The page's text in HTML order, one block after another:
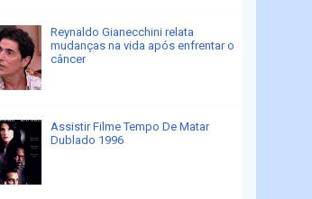
Reynaldo Gianecchini relata
mudanças na vida após enfrentar o
câncer
Assistir Filme Tempo De Matar
Dublado 1996